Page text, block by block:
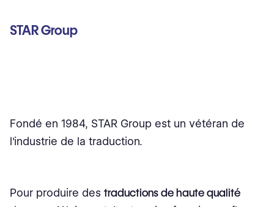
STAR Group
Fondé en 1984, STAR Group est un vétéran de
l'industrie de la traduction.
Pour produire des traductions de haute qualité